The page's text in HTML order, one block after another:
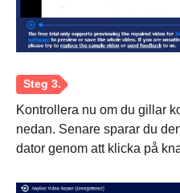
Kontrollera nu om du gillar
nedan. Senare sparar du
dator genom att klicka på